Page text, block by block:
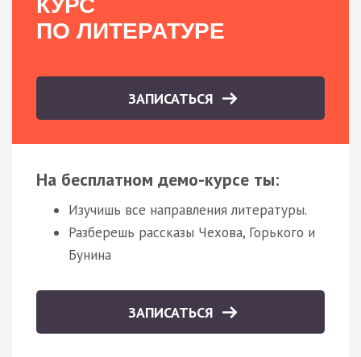
КУРС
ПО ЛИТЕРАТУРЕ
ЗАПИСАТЬСЯ
На бесплатном демо-курсе ты:
Изучишь все направления литературы.
Разберешь рассказы Чехова, Горького и
Бунина
ЗАПИСАТЬСЯ